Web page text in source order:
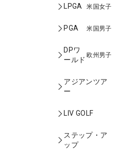
LPGA 米国女子
PGA 米国男子
DPワ
ールド
欧州男子
アジアンツア
ー
LIV GOLF
ステップ・ア
ップ